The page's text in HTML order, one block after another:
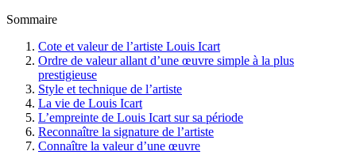
Sommaire
Cote et valeur de l’artiste Louis Icart
Ordre de valeur allant d’une œuvre simple à la plus
prestigieuse
Style et technique de l’artiste
La vie de Louis Icart
L’empreinte de Louis Icart sur sa période
Reconnaître la signature de l’artiste
Connaître la valeur d’une œuvre